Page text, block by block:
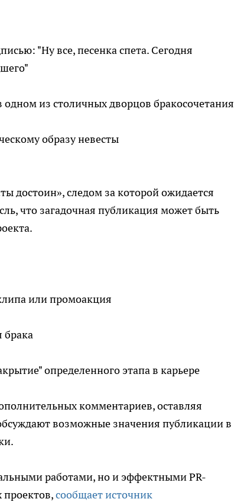
"Ну все, песенка спета. Сегодня
из столичных дворцов бракосочетания
образу невесты
достоин», следом за которой ожидается
что загадочная публикация может быть
или промоакция
брака
определенного этапа в карьере
комментариев, оставляя
возможные значения публикации в
работами, но и эффектными PR-
сообщает источник